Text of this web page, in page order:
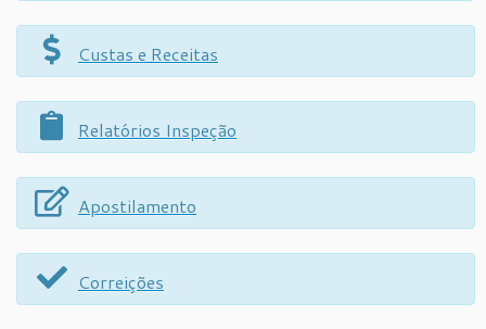
Custas e Receitas
Relatórios Inspeção
Apostilamento
Correições